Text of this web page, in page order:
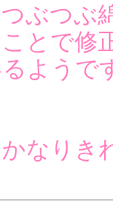
ぶつぶ
とで修
ようで
なりき